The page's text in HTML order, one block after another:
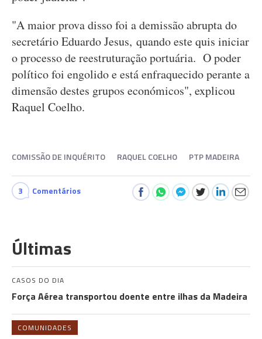
"A maior prova disso foi a demissão abrupta do
secretário Eduardo Jesus, quando este quis iniciar
o processo de reestruturação portuária. O poder
político foi engolido e está enfraquecido perante a
dimensão destes grupos económicos", explicou
Raquel Coelho.
COMISSÃO DE INQUÉRITO RAQUEL COELHO PTP MADEIRA
3 Comentários
Últimas
CASOS DO DIA
Força Aérea transportou doente entre ilhas da Madeira
COMUNIDADES